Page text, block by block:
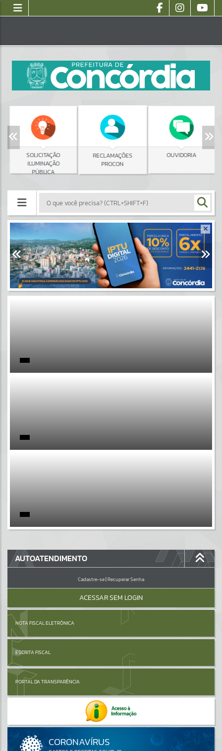
SOLICITAÇÃO
ILUMINAÇÃO
PÚBLICA
RECLAMAÇÕES
PROCON
OUVIDORIA
Portais
Por favor, aguarde...
Por favor, aguarde...
Por favor, aguarde...
GALERIAS
Por favor, aguarde...
AUTOATENDIMENTO
Cadastre-se|Recuperar Senha
ACESSAR SEM LOGIN
NOTA FISCAL ELETRÔNICA
ESCRITA FISCAL
PORTAL DA TRANSPARÊNCIA